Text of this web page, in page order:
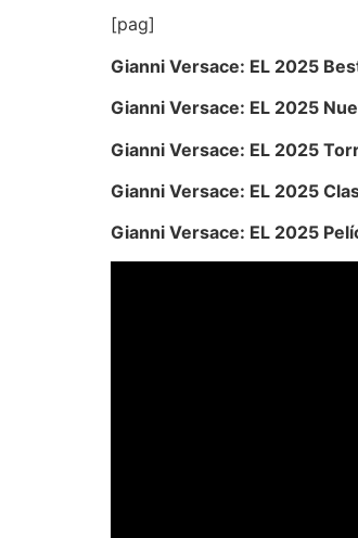
[pag]
Gianni Versace: EL 2025
Gianni Versace: EL 2025
Gianni Versace: EL 2025
Gianni Versace: EL 2025
Gianni Versace: EL 2025